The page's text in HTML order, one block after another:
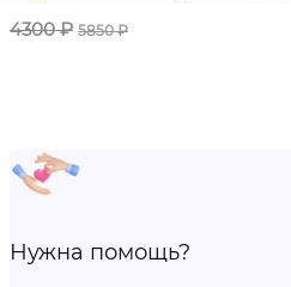
4300₽ 5850₽
Нужна помощь?